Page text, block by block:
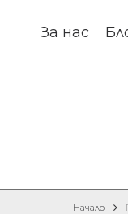
За нас
Начало